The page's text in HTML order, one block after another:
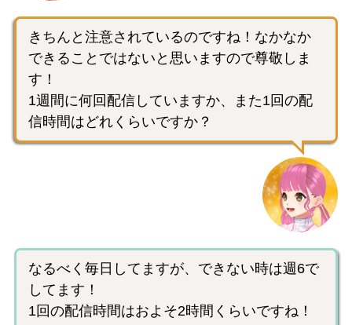
きちんと注意されているのですね！なかなか
できることではないと思いますので尊敬しま
す！
1週間に何回配信していますか、また1回の配
信時間はどれくらいですか？
なるべく毎日してますが、できない時は週6で
してます！
1回の配信時間はおよそ2時間くらいですね！